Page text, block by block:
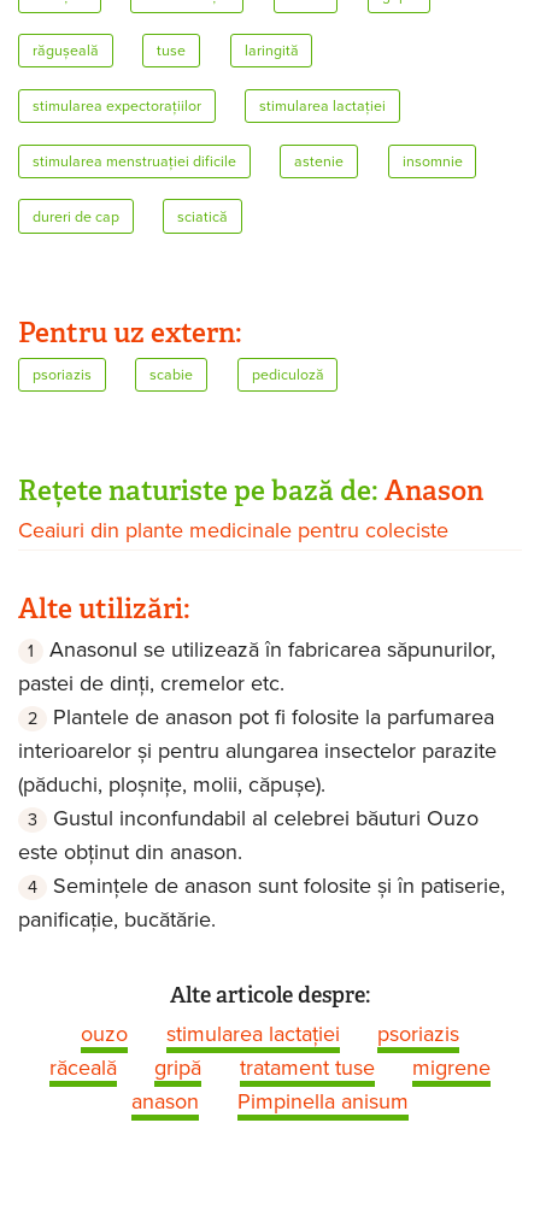
răgușeală tuse laringită
stimularea expectorațiilor stimularea lactației
stimularea menstruației dificile astenie insomnie
dureri de cap sciatică
Pentru uz extern:
psoriazis scabie pediculoză
Rețete naturiste pe bază de: Anason
Ceaiuri din plante medicinale pentru coleciste
Alte utilizări:
Anasonul se utilizează în fabricarea săpunurilor,
pastei de dinți, cremelor etc.
Plantele de anason pot fi folosite la parfumarea
interioarelor și pentru alungarea insectelor parazite
(păduchi, ploșnițe, molii, căpușe).
Gustul inconfundabil al celebrei băuturi Ouzo
este obținut din anason.
Semințele de anason sunt folosite și în patiserie,
panificație, bucătărie.
Alte articole despre:
ouzo stimularea lactației
psoriazis
răceală
gripă tratament tuse
migrene
anason
Pimpinella anisum